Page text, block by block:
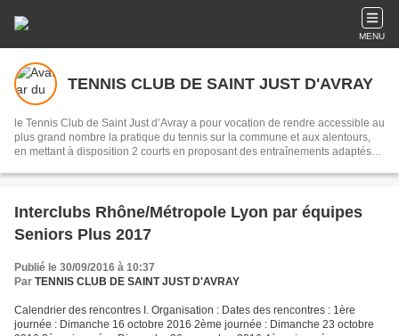
MENU
TENNIS CLUB DE SAINT JUST D'AVRAY
le Tennis Club de Saint Just d’Avray a pour vocation de rendre accessible au
plus grand nombre la pratique du tennis sur la commune et aux alentours,
en mettant à disposition 2 courts en proposant des entraînements adaptés
Interclubs Rhône/Métropole Lyon par équipes
Seniors Plus 2017
Publié le 30/09/2016 à 10:37
Par TENNIS CLUB DE SAINT JUST D'AVRAY
Calendrier des rencontres I. Organisation : Dates des rencontres : 1ère
journée : Dimanche 16 octobre 2016 2ème journée : Dimanche 23 octobre